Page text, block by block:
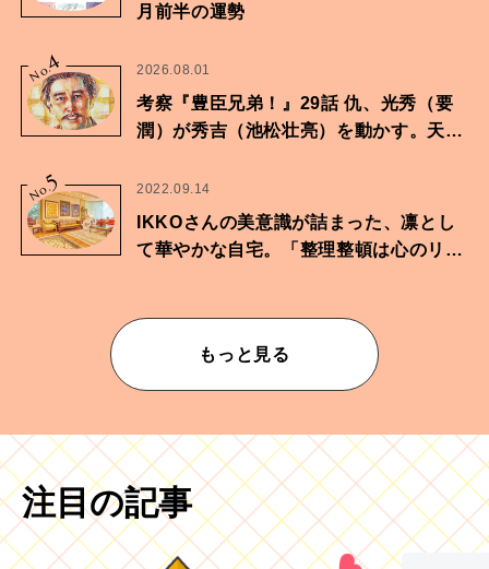
月前半の運勢
No.
4 2026.08.01
考察『豊臣兄弟！』29話 仇、光秀（要
潤）が秀吉（池松壮亮）を動かす。天下
No.5 2022.09.14
IKKOさんの美意識が詰まった、凛とし
て華やかな自宅。「整理整頓は心のリズ
もっと見る
注目の記事